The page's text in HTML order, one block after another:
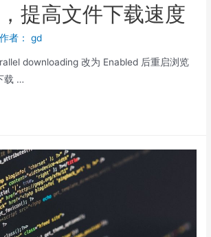
提高文件下载速度
者： gd
downloading 改为 Enabled 后重启浏览
载 …